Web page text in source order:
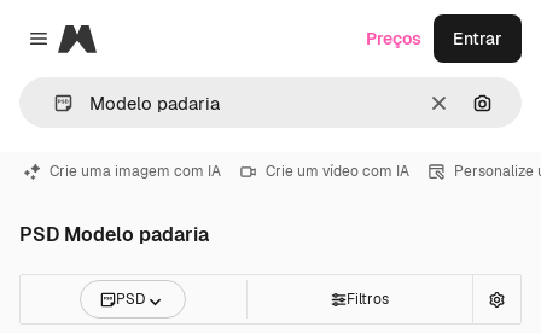
Close menu
Magnific
Limpar
Preços Entrar
Crie uma imagem com IA Crie um vídeo com IA Personalize
PSD Modelo padaria
PSD Filtros